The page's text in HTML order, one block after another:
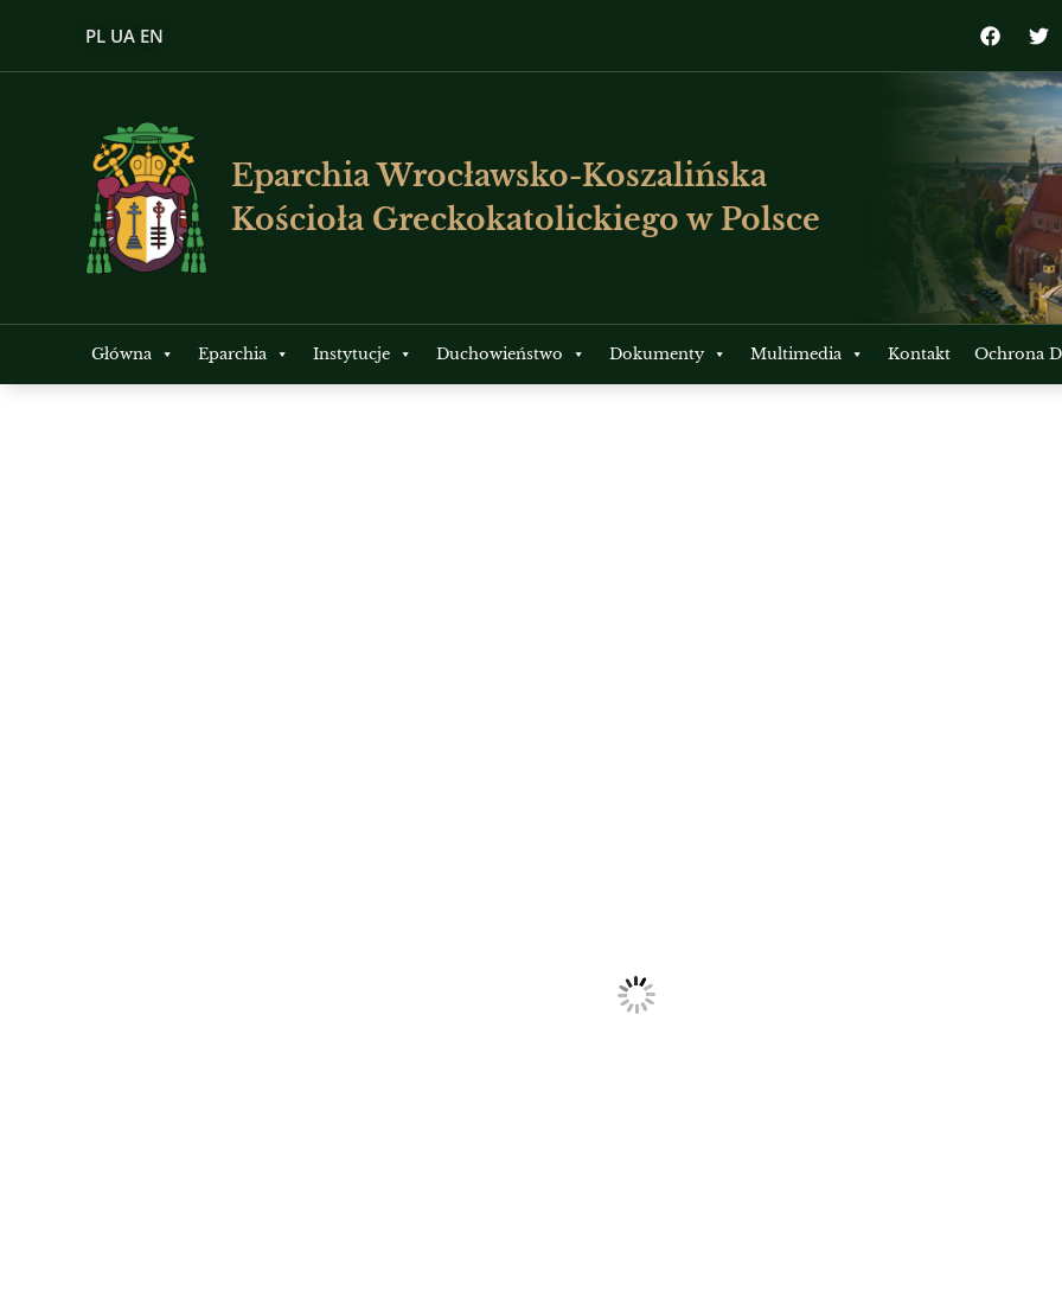
PL UA EN
Eparchia Wrocławsko-Koszalińska
Kościoła Greckokatolickiego w Polsce
Główna Eparchia Instytucje Duchowieństwo Dokumenty Multimedia Kontakt Ochrona